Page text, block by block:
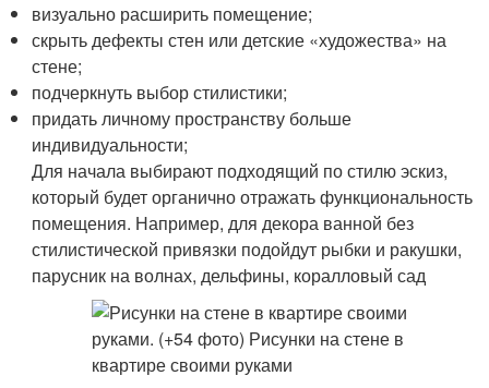
визуально расширить помещение;
скрыть дефекты стен или детские «художества» на
стене;
подчеркнуть выбор стилистики;
придать личному пространству больше
индивидуальности;
Для начала выбирают подходящий по стилю эскиз,
который будет органично отражать функциональность
помещения. Например, для декора ванной без
стилистической привязки подойдут рыбки и ракушки,
парусник на волнах, дельфины, коралловый сад